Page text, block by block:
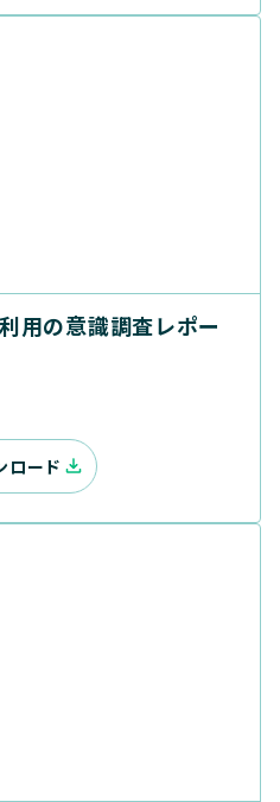
用の意識調査レポー
ロード